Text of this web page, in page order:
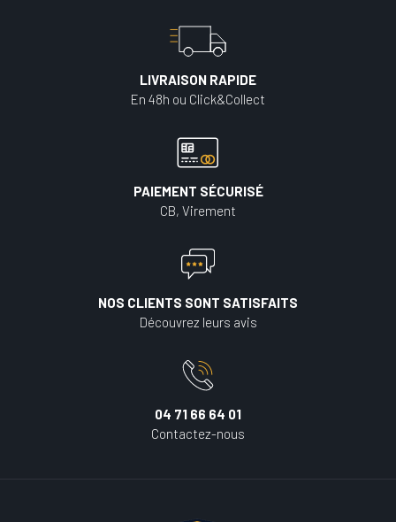
LIVRAISON RAPIDE
En 48h ou Click&Collect
PAIEMENT SÉCURISÉ
CB, Virement
NOS CLIENTS SONT SATISFAITS
Découvrez leurs avis
04 71 66 64 01
Contactez-nous